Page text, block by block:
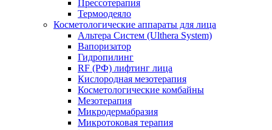
Прессотерапия
Термоодеяло
Косметологические аппараты для лица
Альтера Систем (Ulthera System)
Вапоризатор
Гидропилинг
RF (РФ) лифтинг лица
Кислородная мезотерапия
Косметологические комбайны
Мезотерапия
Микродермабразия
Микротоковая терапия